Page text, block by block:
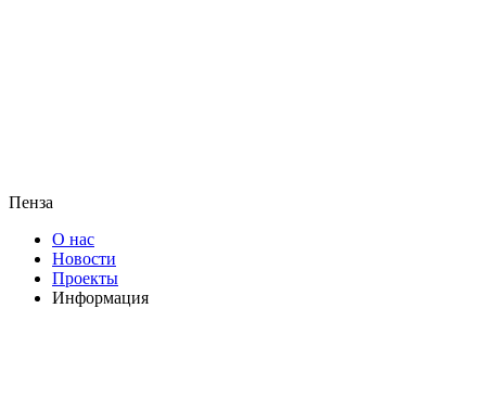
Пенза
О нас
Новости
Проекты
Информация